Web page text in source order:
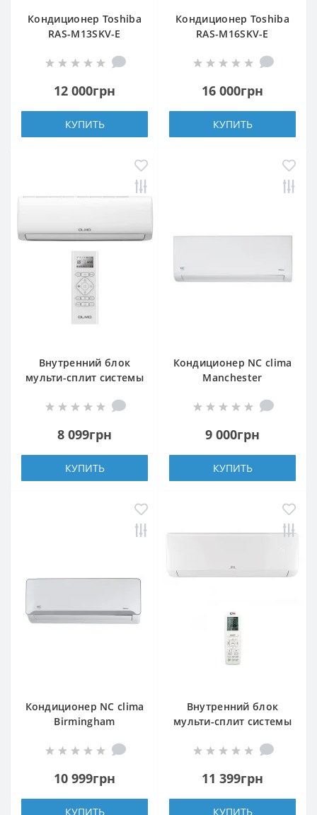
Кондиционер Toshiba
RAS-M13SKV-E
12 000грн
КУПИТЬ
Кондиционер Toshiba
RAS-M16SKV-E
16 000грн
КУПИТЬ
Внутренний блок
мульти-сплит системы
DELUXE
8 099грн
КУПИТЬ
Кондиционер NC clima
Manchester
(внутренний блок)
9 000грн
КУПИТЬ
Кондиционер NC clima
Birmingham
(внутренний блок)
10 999грн
КУПИТЬ
Внутренний блок
мульти-сплит системы
S09FTXF2-NG(I)
11 399грн
КУПИТЬ